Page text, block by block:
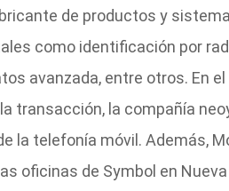
de productos y
como identificación por
avanzada, entre otros. En
transacción, la compañía
la telefonía móvil. Además,
oficinas de Symbol en